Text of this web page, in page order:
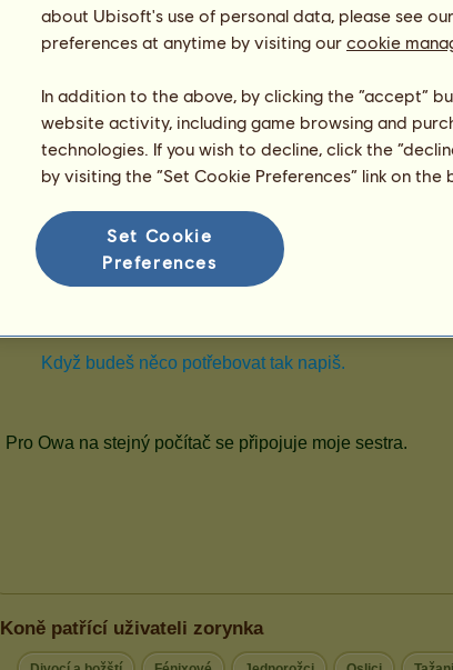
Prezentace
Koně patřící uživateli zorynka
about Ubisoft's use of personal data, please see our
preferences at anytime by visiting our cookie
In addition to the above, by clicking the “accept”
website activity, including game browsing and
technologies. If you wish to decline, click the
by visiting the “Set Cookie Preferences” link on
Set Cookie
Preferences